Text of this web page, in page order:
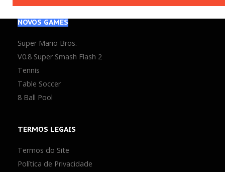
Mais Votados
Atualizados
NOVOSGAMES
Super Mario Bros.
V0.8 Super Smash Flash 2
Tennis
Table Soccer
8 Ball Pool
TERMOS LEGAIS
Termos do Site
Política de Privacidade